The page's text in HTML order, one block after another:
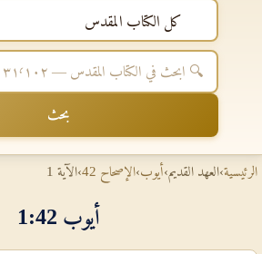
كل الكتاب المقدس
بحث
الرئيسية›العهد القديم›أيوب›الإصحاح 42 ›الآية 1
أيوب 42‏:‏1